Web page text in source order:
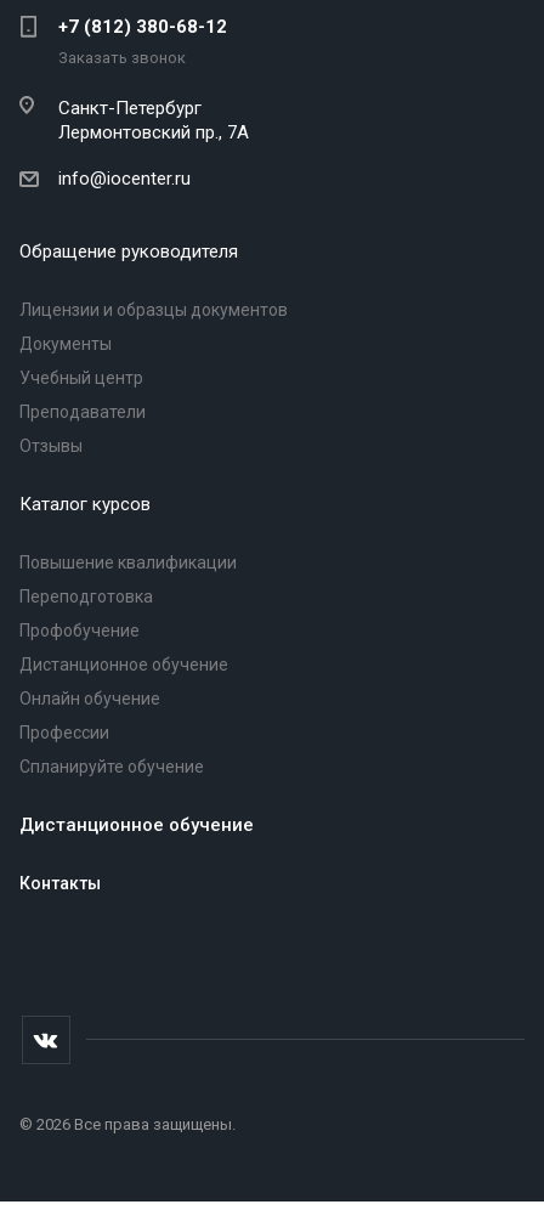
+7 (812) 380-68-12
Заказать звонок
Санкт-Петербург
Лермонтовский пр., 7А
info@iocenter.ru
Обращение руководителя
Лицензии и образцы документов
Документы
Учебный центр
Преподаватели
Отзывы
Каталог курсов
Повышение квалификации
Переподготовка
Профобучение
Дистанционное обучение
Онлайн обучение
Профессии
Спланируйте обучение
Дистанционное обучение
Контакты
© 2026 Все права защищены.